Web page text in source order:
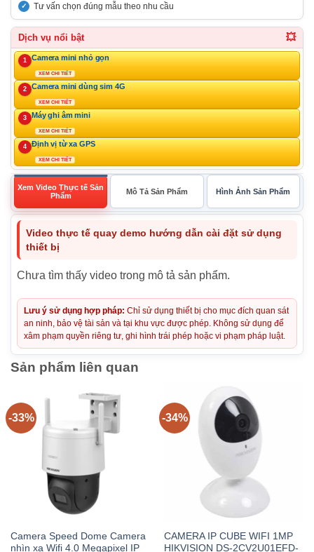
Tư vấn chọn đúng mẫu theo nhu cầu
Dịch vụ nổi bật 💥
1 Camera mini nhỏ gọn
XEM CHI TIẾT
2 Camera mini dùng sim 4G
XEM CHI TIẾT
3 Máy ghi âm mini
XEM CHI TIẾT
4 Định vị từ xa GPS
XEM CHI TIẾT
Xem Video Thực tế Sản
Phẩm
Mô Tả Sản Phẩm Hình Ảnh Sản Phẩm
Video thực tế quay demo hướng dẫn cài đặt sử dụng
thiết bị
Chưa tìm thấy video trong mô tả sản phẩm.
Lưu ý sử dụng hợp pháp: Chỉ sử dụng thiết bị cho mục đích quan sát
an ninh, bảo vệ tài sản và tại khu vực được phép. Không sử dụng để
xâm phạm quyền riêng tư, ghi hình trái phép hoặc vi phạm pháp luật.
Sản phẩm liên quan
-33%
Camera Speed Dome Camera
nhìn xa Wifi 4.0 Megapixel IP
-34%
CAMERA IP CUBE WIFI 1MP
HIKVISION DS-2CV2U01EFD-